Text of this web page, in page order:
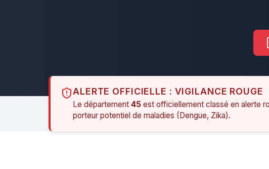
ALERTE OFFICIELLE : VIGILANCE ROUGE
Le département 45 est officiellement classé en alerte
porteur potentiel de maladies (Dengue, Zika).